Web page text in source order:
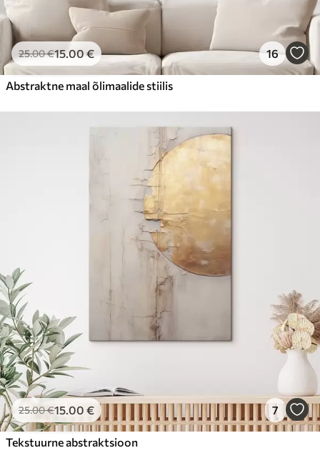
25.00€15.00€ 16
Abstraktne maal õlimaalide stiilis
25.00€15.00 € 7
Tekstuurne abstraktsioon